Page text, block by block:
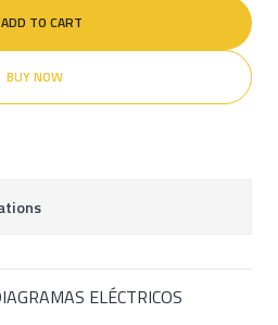
ADD TO CART
BUY NOW
ELÉCTRICOS